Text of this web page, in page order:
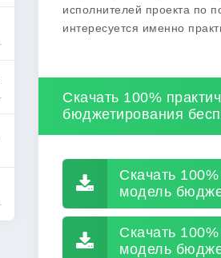
исполнителей проекта по
интересуется именно
Скачать 100%
бюджетирования
Скачать
модель
Скачать
модель